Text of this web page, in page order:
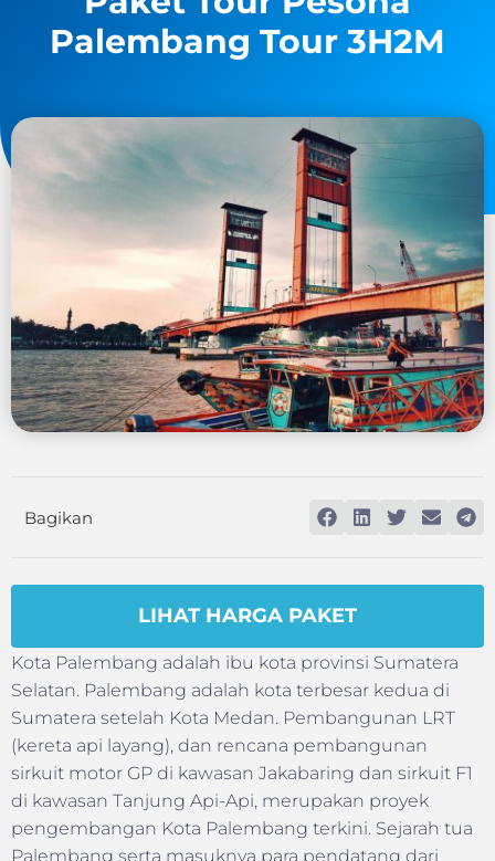
Palembang Tour 3H2M
Bagikan
LIHAT HARGA PAKET
Kota Palembang adalah ibu kota provinsi Sumatera
Selatan. Palembang adalah kota terbesar kedua di
Sumatera setelah Kota Medan. Pembangunan LRT
(kereta api layang), dan rencana pembangunan
sirkuit motor GP di kawasan Jakabaring dan sirkuit F1
di kawasan Tanjung Api-Api, merupakan proyek
pengembangan Kota Palembang terkini. Sejarah tua
Palembang serta masuknya para pendatang dari